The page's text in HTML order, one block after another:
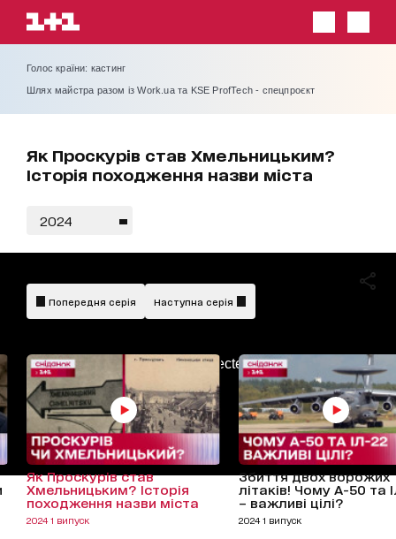
Голос країни: кастинг
Шлях майстра разом із Work.ua та KSE ProfTech - спецпроєкт
Як Проскурів став Хмельницьким?
Історія походження назви міста
2024
AdBlockDetected!
Попередня серія Наступна серія
Як Проскурів став
Хмельницьким? Історія
походження назви міста
2024 1 випуск
Збиття двох ворожих
літаків! Чому А-50 та
– важливі цілі?
2024 1 випуск